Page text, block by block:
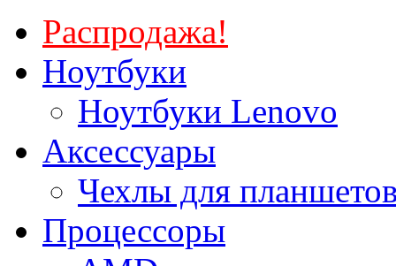
Распродажа!
Ноутбуки
Ноутбуки Lenovo
Аксессуары
Чехлы для
Процессоры